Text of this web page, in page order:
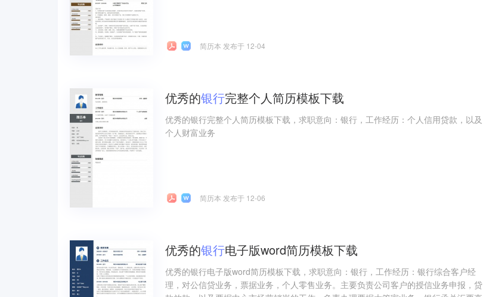
简历本 发布于 12-04
优秀的银行完整个人简历模板下载
优秀的银行完整个人简历模板下载，求职意向：银行，工作经历：个人信用贷款，以及
个人财富业务
简历本 发布于 12-06
优秀的银行电子版word简历模板下载
优秀的银行电子版word简历模板下载，求职意向：银行，工作经历：银行综合客户经
理，对公信贷业务，票据业务，个人零售业务。主要负责公司客户的授信业务申报，贷